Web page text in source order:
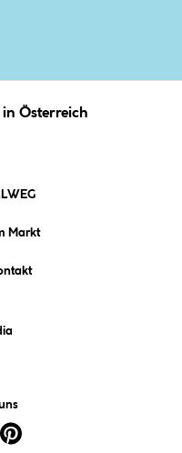
Österreich
Markt